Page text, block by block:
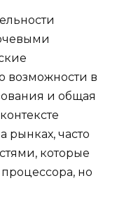
возможности в
и общая
рынках, часто
которые
но